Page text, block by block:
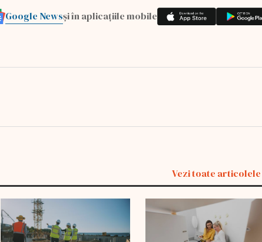
Google Newsși în aplicațiile mobile
Vezi toate articolele